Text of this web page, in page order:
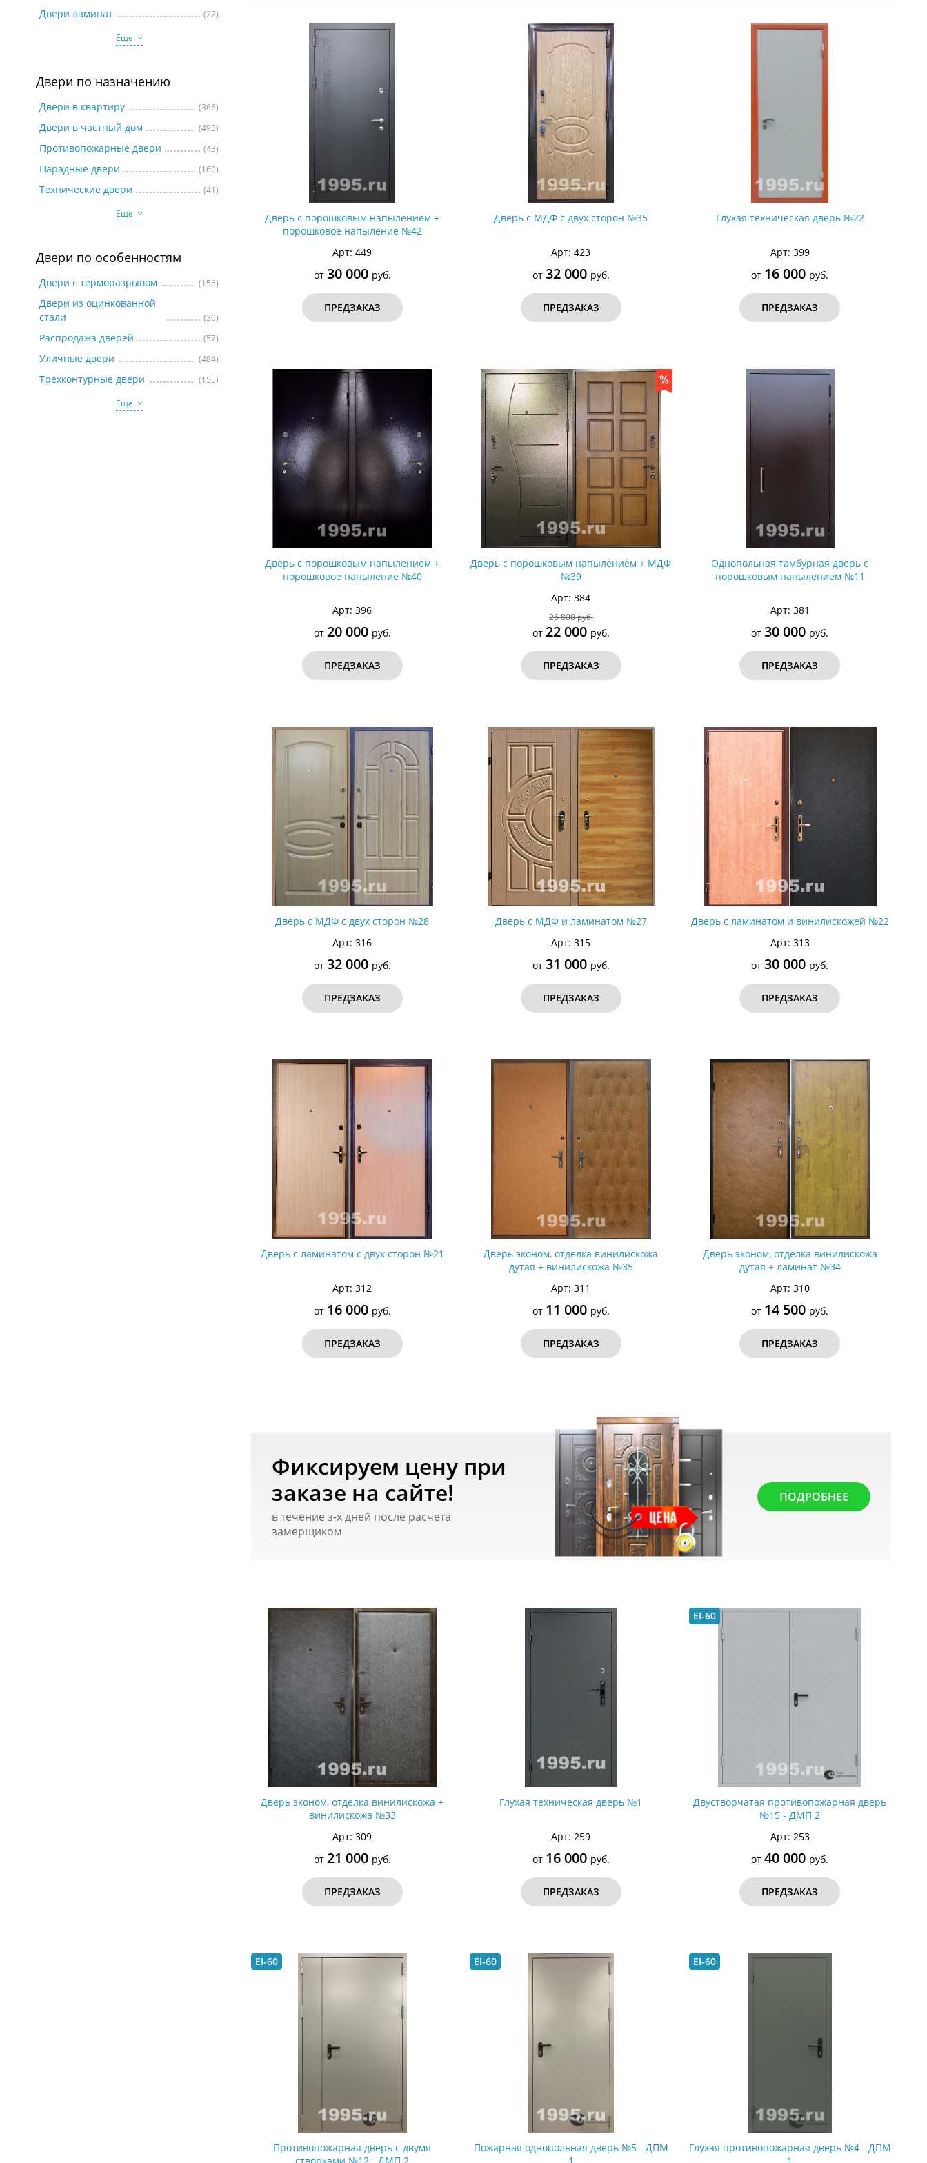
Двери с винилискожей
Коричневые двери
С металлофиленкой
Двери ламинат
(22)
Еще
Двери по назначению
Двери в квартиру (366)
Двери в частный дом (493)
Противопожарные двери (43)
Парадные двери (160)
Технические двери
(41)
Еще
Двери по особенностям
Двери с терморазрывом (156)
Двери из оцинкованной
стали
(30)
Распродажа дверей (57)
Уличные двери (484)
Трехконтурные двери
(155)
Еще
Дверь с порошковым напылением +
порошковое напыление №42
Арт: 449
от 30 000 руб.
ПРЕДЗАКАЗ
Дверь с МДФ с двух сторон №35
Арт: 423
от 32 000 руб.
ПРЕДЗАКАЗ
Глухая техническая дверь №22
Арт: 399
от 16 000 руб.
ПРЕДЗАКАЗ
Дверь с порошковым напылением +
порошковое напыление №40
Арт: 396
от 20 000 руб.
ПРЕДЗАКАЗ
Дверь с порошковым напылением + МДФ
№39
Арт: 384
26 800 руб.
от 22 000 руб.
ПРЕДЗАКАЗ
Однопольная тамбурная дверь с
порошковым напылением №11
Арт: 381
от30 000 руб.
ПРЕДЗАКАЗ
Дверь с МДФ с двух сторон №28
Арт: 316
от 32 000 руб.
ПРЕДЗАКАЗ
Дверь с МДФ и ламинатом №27
Арт: 315
от 31 000 руб.
ПРЕДЗАКАЗ
Дверь с ламинатом и винилискожей №22
Арт: 313
от30 000 руб.
ПРЕДЗАКАЗ
Дверь с ламинатом с двух сторон №21
Арт: 312
от 16 000 руб.
ПРЕДЗАКАЗ
Дверь эконом, отделка винилискожа
дутая + винилискожа №35
Арт: 311
от 11 000 руб.
ПРЕДЗАКАЗ
Дверь эконом, отделка винилискожа
дутая + ламинат №34
Арт: 310
от 14 500 руб.
ПРЕДЗАКАЗ
Фиксируем цену при
заказе на сайте!
в течение з-х дней после расчета
замерщиком
ПОДРОБНЕЕ
Дверь эконом, отделка винилискожа +
винилискожа №33
Арт: 309
от 21 000 руб.
ПРЕДЗАКАЗ
Глухая техническая дверь №1
Арт: 259
от 16 000 руб.
ПРЕДЗАКАЗ
EI-60
Двустворчатая противопожарная дверь
№15 - ДМП 2
Арт: 253
от40 000 руб.
ПРЕДЗАКАЗ
EI-60
Противопожарная дверь с двумя
EI-60
Пожарная однопольная дверь №5 - ДПМ
EI-60
Глухая противопожарная дверь №4 - ДПМ